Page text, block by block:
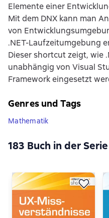
Elemente einer
Mit dem DNX kann man
von
.NET-Laufzeitumgebung
Dieser shortcut zeigt, wie
unabhängig von Visual
Framework eingesetzt
Genres und Tags
Mathematik
183 Buch in der Serie